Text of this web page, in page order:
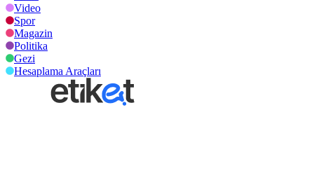
Video
Spor
Magazin
Politika
Gezi
Hesaplama Araçları